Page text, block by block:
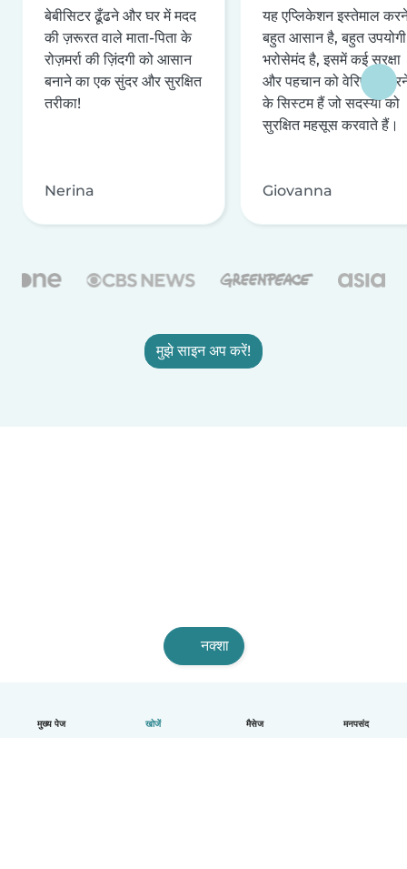
मुख्य पेज खोजें मैसेज मनपसंद
बेबीसिटर ढूँढने और घर में मदद
की ज़रूरत वाले माता-पिता के
रोज़मर्रा की ज़िंदगी को आसान
बनाने का एक सुंदर और सुरक्षित
तरीका!
Nerina
यह एप्लिकेशन इस्तेमाल
बहुत आसान है, बहुत
भरोसेमंद है, इसमें कई सुरक्षा
और पहचान को वेरिफ़ाई
के सिस्टम हैं जो सदस्यों को
सुरक्षित महसूस करवाते हैं।
Giovanna
मुझे साइन अप करें!
नक्शा